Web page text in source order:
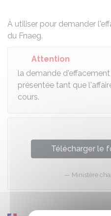
À utiliser pour demander
du Fnaeg.
Attention
la demande
présentée tant que
cours.
Télécharger le
Ministère